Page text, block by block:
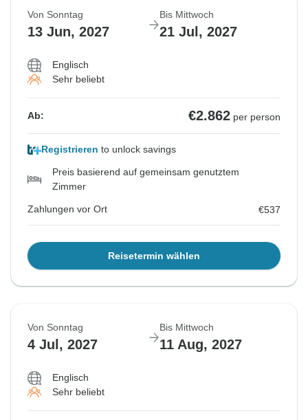
Von Sonntag
13 Jun, 2027
Bis Mittwoch
21 Jul, 2027
Englisch
Sehr beliebt
Ab: €2.862 per person
Registrieren to unlock savings
Preis basierend auf gemeinsam genutztem
Zimmer
Zahlungen vor Ort €537
Reisetermin wählen
Von Sonntag
4 Jul, 2027
Bis Mittwoch
11 Aug, 2027
Englisch
Sehr beliebt